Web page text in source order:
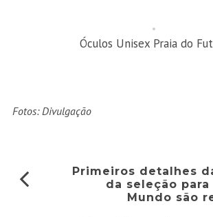
Óculos Unisex Praia do
Fotos: Divulgação
Primeiros detalhes
da seleção para
Mundo são